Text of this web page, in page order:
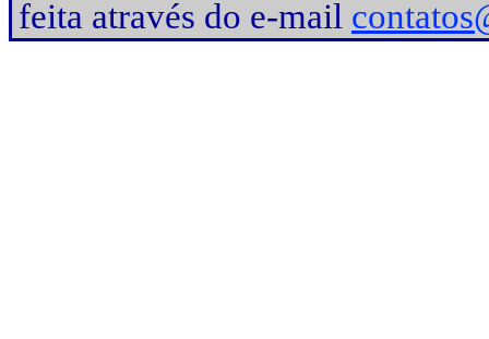
feita através do e-mail